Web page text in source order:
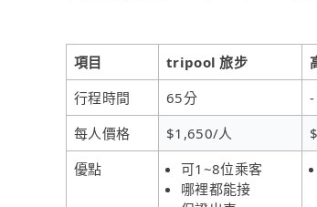
項目 tripool 旅步
行程時間
65分 -
每人價格
$1,650/人
優點
可1~8位乘客
哪裡都能接